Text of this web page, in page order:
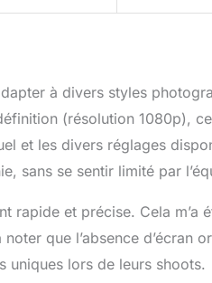
à divers styles
(résolution 1080p),
et les divers réglages
sans se sentir limité par
rapide et précise. Cela m’a
que l’absence d’écran
uniques lors de leurs shoots.